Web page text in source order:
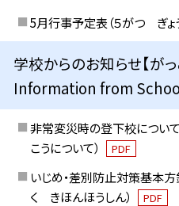
5月行事予定表（５がつ ぎょ
学校からのお知らせ【が
Information from School
非常変災時の登下校につい
こうについて）
PDF
いじめ・差別防止対策基本方
く きほんほうしん）
PDF